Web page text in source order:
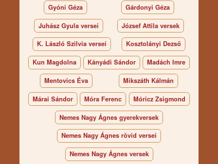
Gyóni Géza Gárdonyi Géza
Juhász Gyula versei József Attila versek
K. László Szilvia versei Kosztolányi Dezső
Kun Magdolna Kányádi Sándor Madách Imre
Mentovics Éva Mikszáth Kálmán
Márai Sándor Móra Ferenc Móricz Zsigmond
Nemes Nagy Ágnes gyerekversek
Nemes Nagy Ágnes rövid versei
Nemes Nagy Ágnes versek